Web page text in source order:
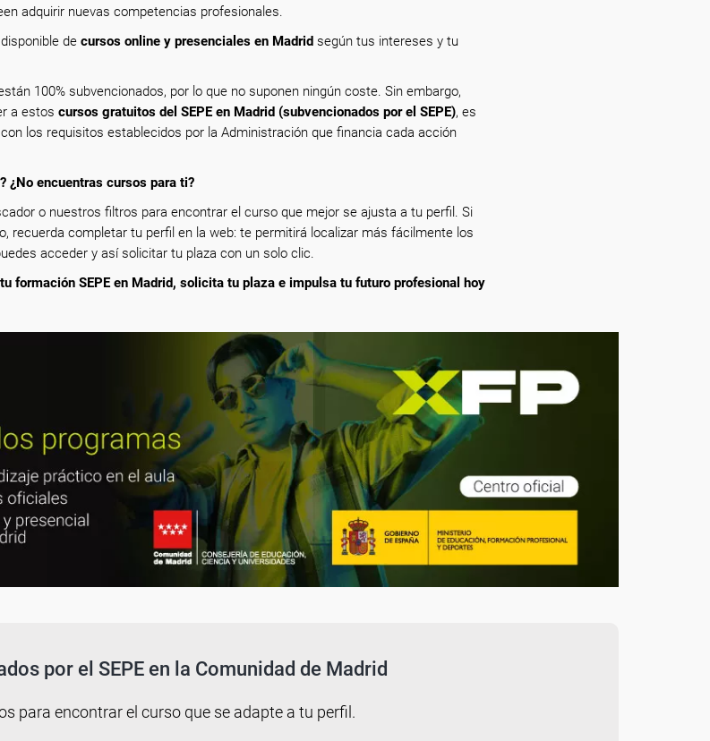
adquirir nuevas competencias profesionales.
de cursos online y presenciales en Madrid según tus intereses y tu
100% subvencionados, por lo que no suponen ningún coste. Sin embargo,
a estos cursos gratuitos del SEPE en Madrid (subvencionados por el SEPE), es
los requisitos establecidos por la Administración que financia cada acción
¿No encuentras cursos para ti?
o nuestros filtros para encontrar el curso que mejor se ajusta a tu perfil. Si
recuerda completar tu perfil en la web: te permitirá localizar más fácilmente los
acceder y así solicitar tu plaza con un solo clic.
formación SEPE en Madrid, solicita tu plaza e impulsa tu futuro profesional hoy
por el SEPE en la Comunidad de Madrid
para encontrar el curso que se adapte a tu perfil.